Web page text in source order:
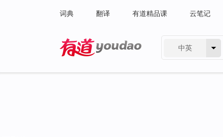
词典 翻译 有道精品课 云笔记
中英